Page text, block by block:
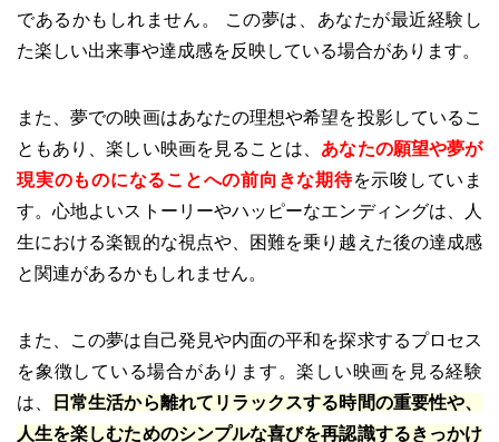
であるかもしれません。 この夢は、あなたが最近経験し
た楽しい出来事や達成感を反映している場合があります。
また、夢での映画はあなたの理想や希望を投影しているこ
ともあり、楽しい映画を見ることは、 あなたの願望や夢が
現実のものになることへの前向きな期待を示唆していま
す。心地よいストーリーやハッピーなエンディングは、人
生における楽観的な視点や、困難を乗り越えた後の達成感
と関連があるかもしれません。
また、この夢は自己発見や内面の平和を探求するプロセス
を象徴している場合があります。楽しい映画を見る経験
は、
日常生活から離れてリラックスする時間の重要性や、
人生を楽しむためのシンプルな喜びを再認識するきっかけ